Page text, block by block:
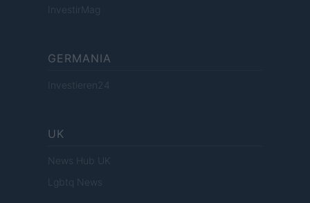
InvestirMag
GERMANIA
Investieren24
UK
News Hub UK
Lgbtq News